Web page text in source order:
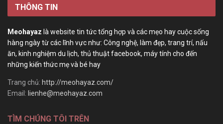
THÔNG TIN
Meohayaz là website tin tức tổng hợp và các mẹo hay cuộc sống
hàng ngày từ các lĩnh vực như: Công nghệ, làm đẹp, trang trí, nấu
ăn, kinh nghiệm du lịch, thủ thuật facebook, máy tính cho đến
những kiến thức mẹ và bé hay
Trang chủ: http://meohayaz.com/
Email: lienhe@meohayaz.com
TÌM CHÚNG TÔI TRÊN